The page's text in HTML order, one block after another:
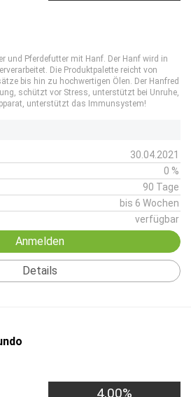
und Pferdefutter mit Hanf. Der Hanf wird in
Die Produktpalette reicht von
bis hin zu hochwertigen Ölen. Der Hanfred
schützt vor Stress, unterstützt bei Unruhe,
unterstützt das Immunsystem!
30.04.2021
0 %
90 Tage
bis 6 Wochen
verfügbar
Anmelden
Details
4,00%